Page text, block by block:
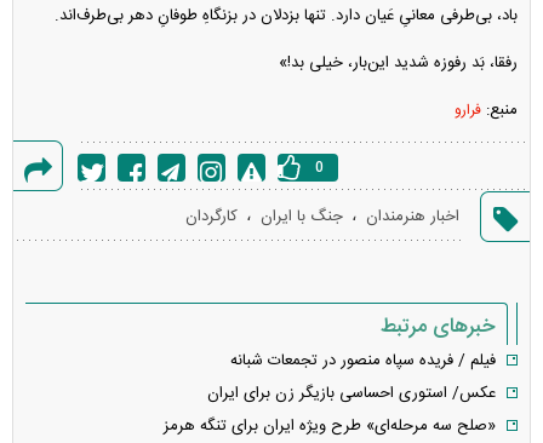
باد، بی‌طرفی معانیِ عَیان دارد. تنها بزدلان در بزنگاهِ طوفانِ دهر بی‌طرف‌اند.
رفقا، بَد رفوزه شدید این‌بار، خیلی بد!»
منبع: فرارو
گزارش
خطا
0
اخبار هنرمندان ، جنگ با ایران ، کارگردان
خبرهای مرتبط
فیلم / فریده سپاه منصور در تجمعات شبانه
عکس/ استوری احساسی بازیگر زن برای ایران
«صلح سه مرحله‌ای» طرح ویژه ایران برای تنگه هرمز